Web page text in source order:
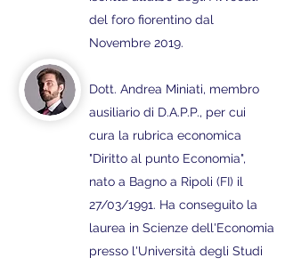
del foro fiorentino dal
Novembre 2019.
Dott. Andrea Miniati, membro
ausiliario di D.A.P.P., per cui
cura la rubrica economica
"Diritto al punto Economia",
nato a Bagno a Ripoli (FI) il
27/03/1991. Ha conseguito la
laurea in Scienze dell'Economia
presso l'Università degli Studi